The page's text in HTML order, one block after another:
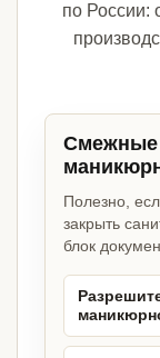
по России:
Смежные
Полезно,
закрыть
блок